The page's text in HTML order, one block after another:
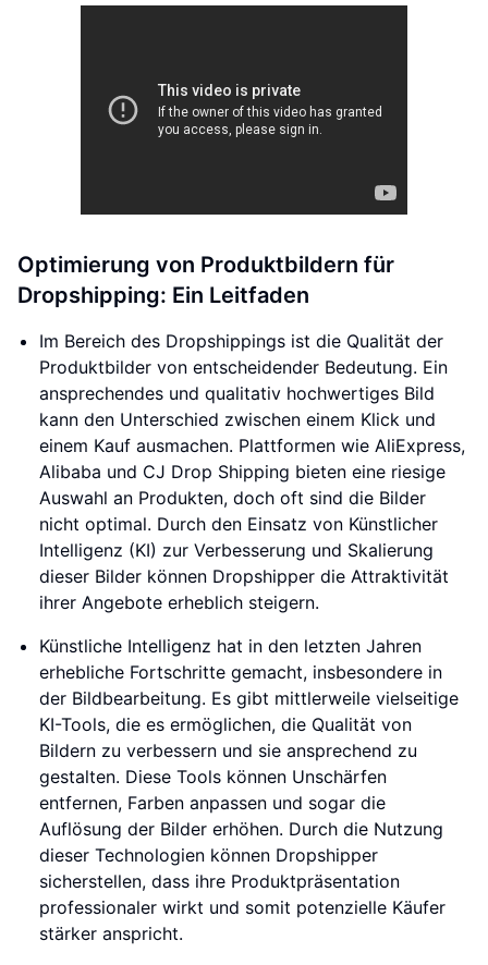
Optimierung von Produktbildern für
Dropshipping: Ein Leitfaden
Im Bereich des Dropshippings ist die Qualität der
Produktbilder von entscheidender Bedeutung. Ein
ansprechendes und qualitativ hochwertiges Bild
kann den Unterschied zwischen einem Klick und
einem Kauf ausmachen. Plattformen wie AliExpress,
Alibaba und CJ Drop Shipping bieten eine riesige
Auswahl an Produkten, doch oft sind die Bilder
nicht optimal. Durch den Einsatz von Künstlicher
Intelligenz (KI) zur Verbesserung und Skalierung
dieser Bilder können Dropshipper die Attraktivität
ihrer Angebote erheblich steigern.
Künstliche Intelligenz hat in den letzten Jahren
erhebliche Fortschritte gemacht, insbesondere in
der Bildbearbeitung. Es gibt mittlerweile vielseitige
KI-Tools, die es ermöglichen, die Qualität von
Bildern zu verbessern und sie ansprechend zu
gestalten. Diese Tools können Unschärfen
entfernen, Farben anpassen und sogar die
Auflösung der Bilder erhöhen. Durch die Nutzung
dieser Technologien können Dropshipper
sicherstellen, dass ihre Produktpräsentation
professionaler wirkt und somit potenzielle Käufer
stärker anspricht.